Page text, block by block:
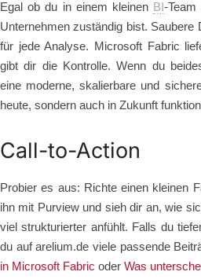
Egal ob du in einem kleinen BI-
Unternehmen zuständig bist. Saubere
für jede Analyse. Microsoft Fabric
gibt dir die Kontrolle. Wenn du
eine moderne, skalierbare und
heute, sondern auch in Zukunft
Call-to-Action
Probier es aus: Richte einen kleinen
ihn mit Purview und sieh dir an, wie
viel strukturierter anfühlt. Falls du
du auf arelium.de viele passende
in Microsoft Fabric oder Was